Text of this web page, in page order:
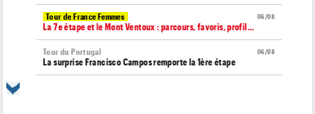
06/08
Tour de France Femmes
La 7e étape et le Mont Ventoux : parcours, favoris, profil…
06/08
Tour du Portugal
La surprise Francisco Campos remporte la 1ère étape